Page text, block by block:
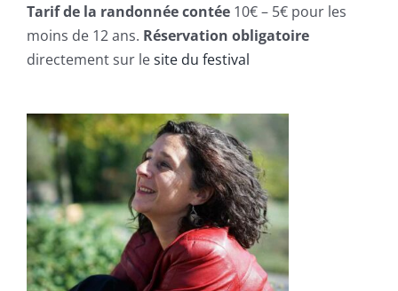
Tarif de la randonnée contée 10€ – 5€ pour les
moins de 12 ans. Réservation obligatoire
directement sur lesite du festival